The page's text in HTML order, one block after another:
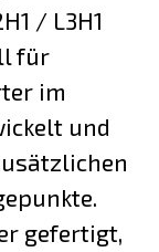
/ L3H1
für
im
und
gefertigt,